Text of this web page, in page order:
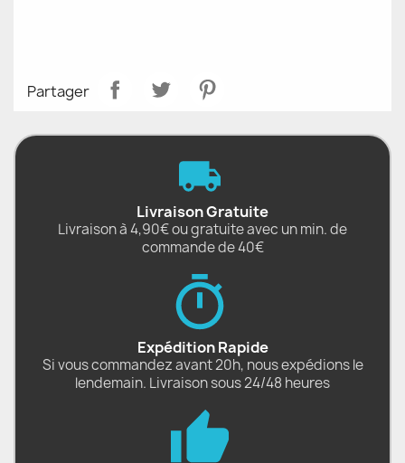
Partager
Livraison Gratuite
Livraison à 4,90€ ou gratuite avec un min. de
commande de 40€
Expédition Rapide
Si vous commandez avant 20h, nous expédions le
lendemain. Livraison sous 24/48 heures